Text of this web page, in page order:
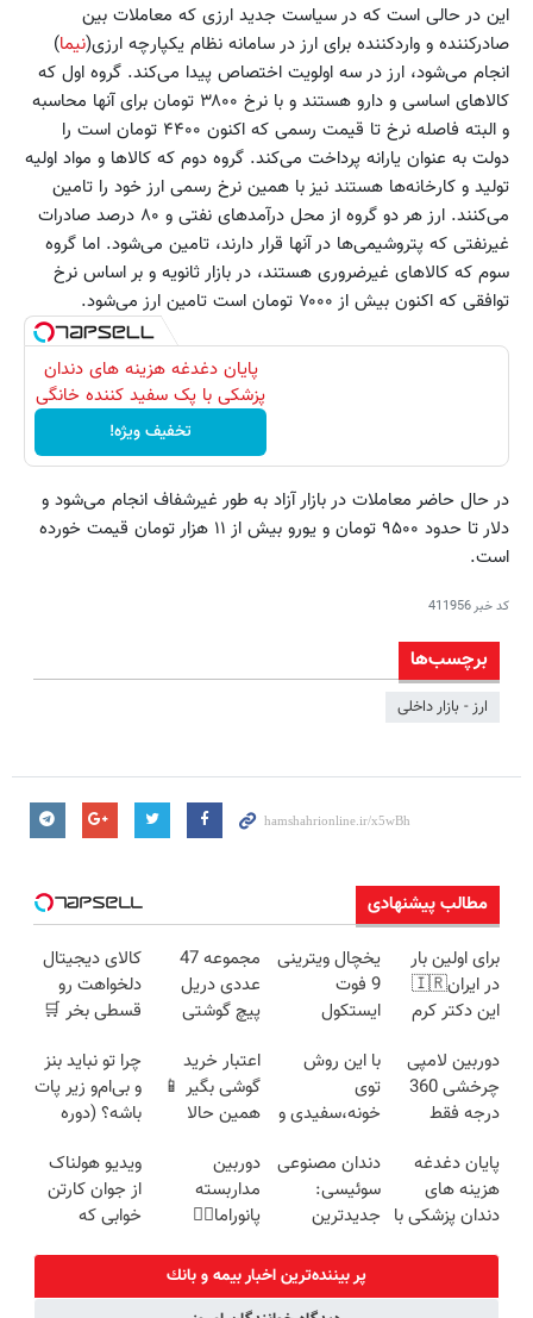
این در حالی است که در سیاست جدید ارزی که معاملات بین
صادرکننده و واردکننده برای ارز در سامانه نظام یکپارچه ارزی(نیما)
انجام می‌شود، ارز در سه اولویت اختصاص پیدا می‌کند. گروه اول که
کالاهای اساسی و دارو هستند و با نرخ ۳۸۰۰ تومان برای آنها محاسبه
و البته فاصله نرخ تا قیمت رسمی که اکنون ۴۴۰۰ تومان است را
دولت به عنوان یارانه پرداخت می‌کند. گروه دوم که کالاها و مواد اولیه
تولید و کارخانه‌ها هستند نیز با همین نرخ رسمی ارز خود را تامین
می‌کنند. ارز هر دو گروه از محل درآمدهای نفتی و ۸۰ درصد صادرات
غیرنفتی که پتروشیمی‌ها در آنها قرار دارند، تامین می‌شود. اما گروه
سوم که کالاهای غیرضروری هستند، در بازار ثانویه و بر اساس نرخ
توافقی که اکنون بیش از ۷۰۰۰ تومان است تامین ارز می‌شود.
پایان دغدغه هزینه های دندان
پزشکی با پک سفید کننده خانگی
تخفیف ویژه!
در حال حاضر معاملات در بازار آزاد به طور غیرشفاف انجام می‌شود و
دلار تا حدود ۹۵۰۰ تومان و یورو بیش از ۱۱ هزار تومان قیمت خورده
است.
کد خبر411956
برچسب‌ها
ارز - بازار داخلی
مطالب پیشنهادی
برای اولین بار
در ایران🇮🇷
این دکتر کرم
روزه ساخت!
یخچال ویترینی
9 فوت
ایستکول
مجموعه 47
عددی دریل
پیچ گوشتی
به مدت
محدود)
کالای دیجیتال
دلخواهت رو
قسطی بخر 🛒
اعتبار بده 📌
دوربین لامپی
چرخشی 360
درجه فقط
🔥 پرداخت
درب منزل
با این روش
توی
خونه،سفیدی و
برگردون
(40%off)
اعتبار خرید
گوشی بگیر 📱
همین حالا
اعتبار بده 🎯
چرا تو نباید بنز
و بی‌ام‌و زیر پات
باشه؟ (دوره
میلیاردی)
پایان دغدغه
هزینه های
دندان پزشکی با
دندان مصنوعی
سوئیسی:
جدیدترین
سبک و مقاوم |
پرداخت قسطی
دوربین
مداربسته
پانوراما👈🏻
360°و سازگار با
اندروید و ios
ویدیو هولناک
از جوان کارتن
خوابی که
پر بیننده‌ترین اخبار بيمه و بانك